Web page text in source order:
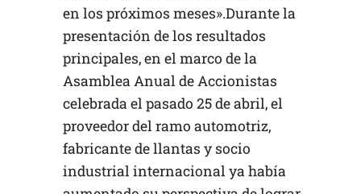
en los próximos meses».Durante la
presentación de los resultados
principales, en el marco de la
Asamblea Anual de Accionistas
celebrada el pasado 25 de abril, el
proveedor del ramo automotriz,
fabricante de llantas y socio
industrial internacional ya había